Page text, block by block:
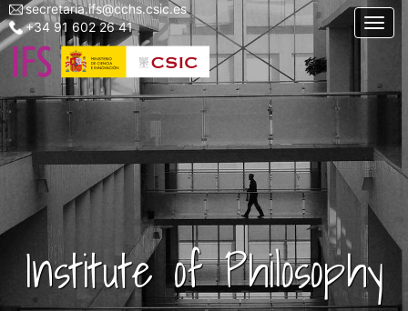
Skip
to
main
content
Menu
top
left
ifs
secretaria.ifs@cchs.csic.es
+34 91 602 26 41
Institute of Philosophy